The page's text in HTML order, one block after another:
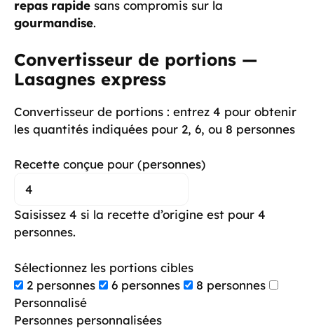
repas rapide sans compromis sur la
gourmandise.
Convertisseur de portions —
Lasagnes express
Convertisseur de portions : entrez 4 pour obtenir
les quantités indiquées pour 2, 6, ou 8 personnes
Recette conçue pour (personnes)
Saisissez 4 si la recette d’origine est pour 4
personnes.
Sélectionnez les portions cibles
2 personnes
6 personnes
8 personnes
Personnalisé
Personnes personnalisées